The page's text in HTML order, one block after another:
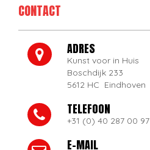
CONTACT
ADRES
Kunst voor in Huis
Boschdijk 233
5612 HC Eindhoven
TELEFOON
+31 (0) 40 287 00 97
E-MAIL